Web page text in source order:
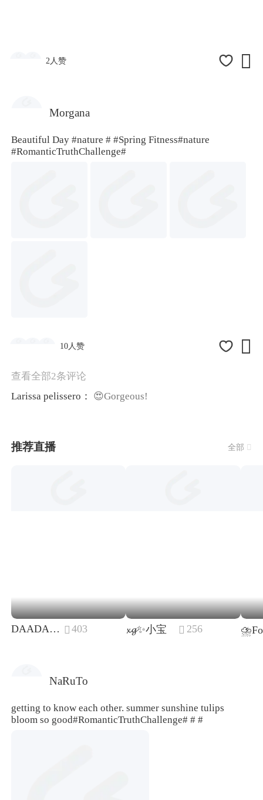
2人赞 
Morgana
Beautiful Day#nature # #Spring Fitness#nature
#RomanticTruthChallenge#
10人赞 
查看全部2条评论
Larissa pelissero： 😍Gorgeous!
推荐直播 全部 
DAADAR 🌻  403 𝔁𝓰✨小宝  256
NaRuTo
getting to know each other. summer sunshine tulips
bloom so good#RomanticTruthChallenge# # #